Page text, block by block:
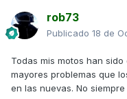
rob73
Publicado 18 de
Todas mis motos han
mayores problemas que
en las nuevas. No